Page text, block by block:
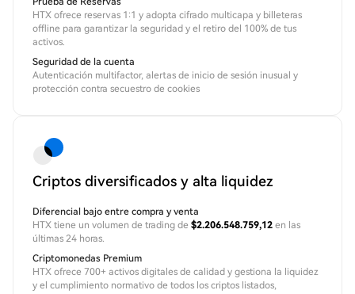
HTX ofrece reservas 1:1 y adopta cifrado multicapa y billeteras
offline para garantizar la seguridad y el retiro del 100% de tus
activos.
Seguridad de la cuenta
Autenticación multifactor, alertas de inicio de sesión inusual y
protección contra secuestro de cookies
Criptos diversificados y alta liquidez
Diferencial bajo entre compra y venta
HTX tiene un volumen de trading de $2.206.548.759,12 en las
últimas 24 horas.
Criptomonedas Premium
HTX ofrece 700+ activos digitales de calidad y gestiona la liquidez
y el cumplimiento normativo de todos los criptos listados,